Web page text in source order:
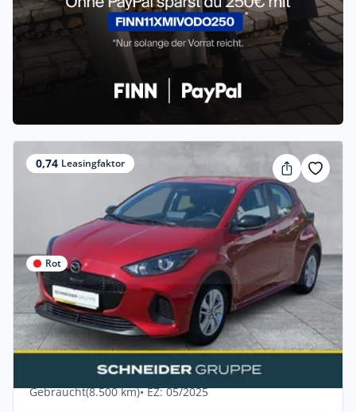
0,74 Leasingfaktor
Rot
Privat
Mazda 2 CENTRE-LINE Hybrid 1.5 VVT-i
+KAMERA+SHZ+DAB+
Automatik •116 PS (85 kW)
Gebraucht(8.500 km)• EZ: 05/2025